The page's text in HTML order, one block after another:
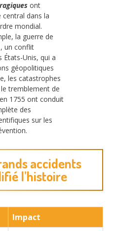
ont
dans la
mondial.
la guerre de
un conflit
États-Unis, qui a
géopolitiques
les catastrophes
tremblement de
1755 ont conduit
des
sur les
accidents
l’histoire
Impact